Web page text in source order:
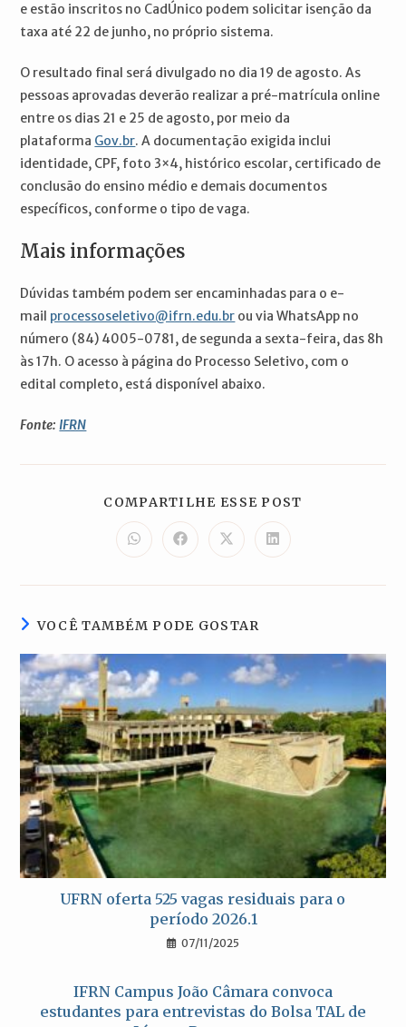
e estão inscritos no CadÚnico podem solicitar isenção da
taxa até 22 de junho, no próprio sistema.
O resultado final será divulgado no dia 19 de agosto. As
pessoas aprovadas deverão realizar a pré-matrícula online
entre os dias 21 e 25 de agosto, por meio da
plataforma Gov.br. A documentação exigida inclui
identidade, CPF, foto 3×4, histórico escolar, certificado de
conclusão do ensino médio e demais documentos
específicos, conforme o tipo de vaga.
Mais informações
Dúvidas também podem ser encaminhadas para o e-
mail processoseletivo@ifrn.edu.br ou via WhatsApp no
número (84) 4005-0781, de segunda a sexta-feira, das 8h
às 17h. O acesso à página do Processo Seletivo, com o
edital completo, está disponível abaixo.
Fonte:IFRN
COMPARTILHE ESSE POST
Abre
em
nova
Abre
em
nova
Abre
em
nova
Abre
em
nova
VOCÊ TAMBÉM PODE GOSTAR
UFRN oferta 525 vagas residuais para o
período 2026.1
07/11/2025
IFRN Campus João Câmara convoca
estudantes para entrevistas do Bolsa TAL de